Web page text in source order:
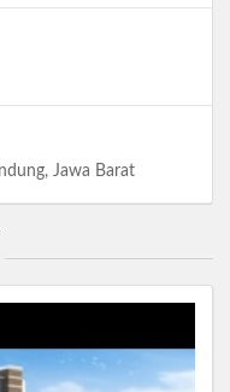
Jawa Barat